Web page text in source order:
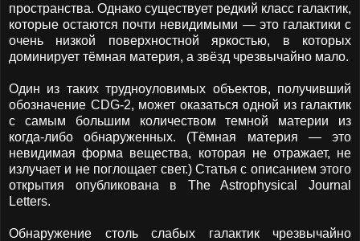
пространства. Однако существует редкий класс галактик,
которые остаются почти невидимыми — это галактики с
очень низкой поверхностной яркостью, в которых
доминирует тёмная материя, а звёзд чрезвычайно мало.
Один из таких трудноуловимых объектов, получивший
обозначение CDG-2, может оказаться одной из галактик
с самым большим количеством темной материи из
когда-либо обнаруженных. (Тёмная материя — это
невидимая форма вещества, которая не отражает, не
излучает и не поглощает свет.) Статья с описанием этого
открытия опубликована в The Astrophysical Journal
Letters.
Обнаружение столь слабых галактик чрезвычайно